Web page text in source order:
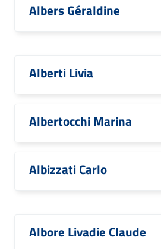
Albers Géraldine
Alberti Livia
Albertocchi Marina
Albizzati Carlo
Albore Livadie Claude